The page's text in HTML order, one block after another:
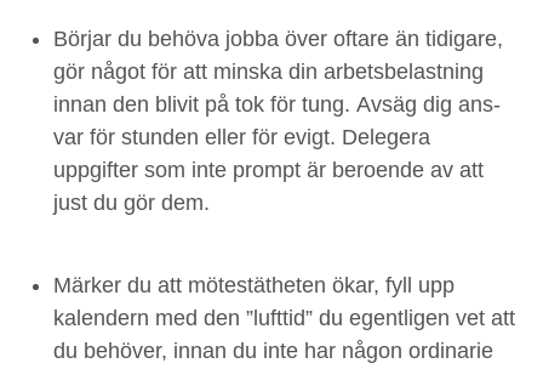
Bör­jar du behö­va job­ba över oftare än tidi­gare,
gör något för att min­s­ka din arbets­be­last­ning
innan den bliv­it på tok för tung.Avsäg dig ans­
var för stun­den eller för evigt. Delegera
uppgifter som inte prompt är beroende av att
just du gör dem.
Märk­er du att mötestä­theten ökar,fyll upp
kalen­dern med den”luft­tid” du egentli­gen vet att
du behöver, innan du inte har någon ordi­nar­ie